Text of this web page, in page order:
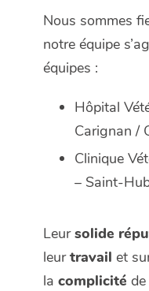
Nous sommes
notre équipe
équipes :
Hôpital
Carignan /
Clinique
– Saint-
Leursolide
leurtravail et
la complicité